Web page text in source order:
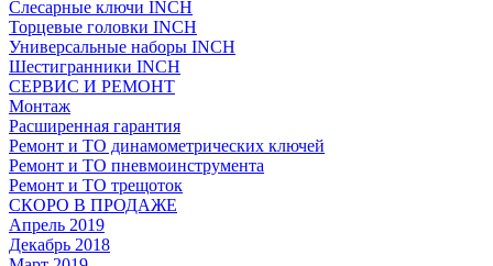
Слесарные ключи INCH
Торцевые головки INCH
Универсальные наборы INCH
Шестигранники INCH
СЕРВИС И РЕМОНТ
Монтаж
Расширенная гарантия
Ремонт и ТО динамометрических ключей
Ремонт и ТО пневмоинструмента
Ремонт и ТО трещоток
СКОРО В ПРОДАЖЕ
Апрель 2019
Декабрь 2018